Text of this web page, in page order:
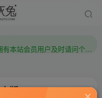
本站已开启QQ微信快速登录 ,拥有本站会员用户及时请问个人中心绑定！
版